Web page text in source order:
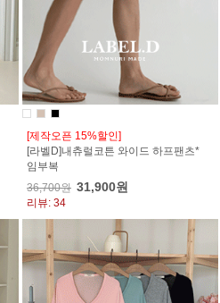
[제작오픈 15%할인]
[라벨D]내츄럴코튼 와이드 하프팬츠*
임부복
36,700원 31,900원
리뷰: 34